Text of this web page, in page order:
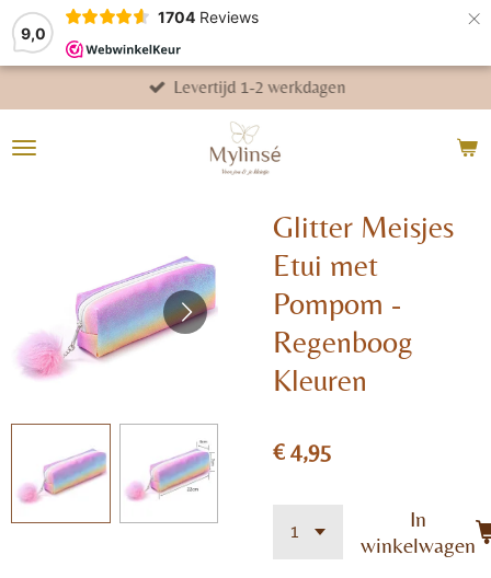
9,0
1704 Reviews ×
Levertijd 1-2 werkdagen
Glitter Meisjes
Etui met
Pompom -
Regenboog
Kleuren
€ 4,95
In
winkelwagen